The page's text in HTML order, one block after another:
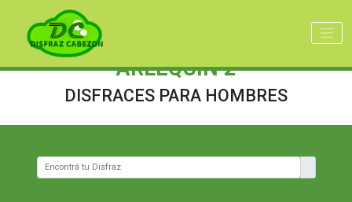
ARLEQUÍN 2
DISFRACES PARA HOMBRES